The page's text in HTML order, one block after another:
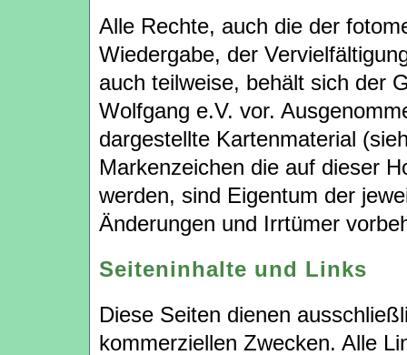
Alle Rechte, auch die der
Wiedergabe, der
auch teilweise, behält sich der
Wolfgang e.V. vor.
dargestellte Kartenmaterial
Markenzeichen die auf dieser
werden, sind Eigentum der
Änderungen und Irrtümer
Seiteninhalte und Links
Diese Seiten dienen
kommerziellen Zwecken. Alle